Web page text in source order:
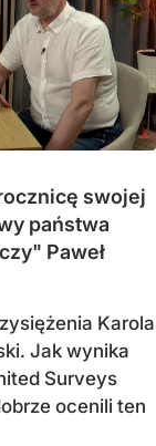
swojej
państwa
Paweł
Karola
Jak wynika
Surveys
ocenili ten